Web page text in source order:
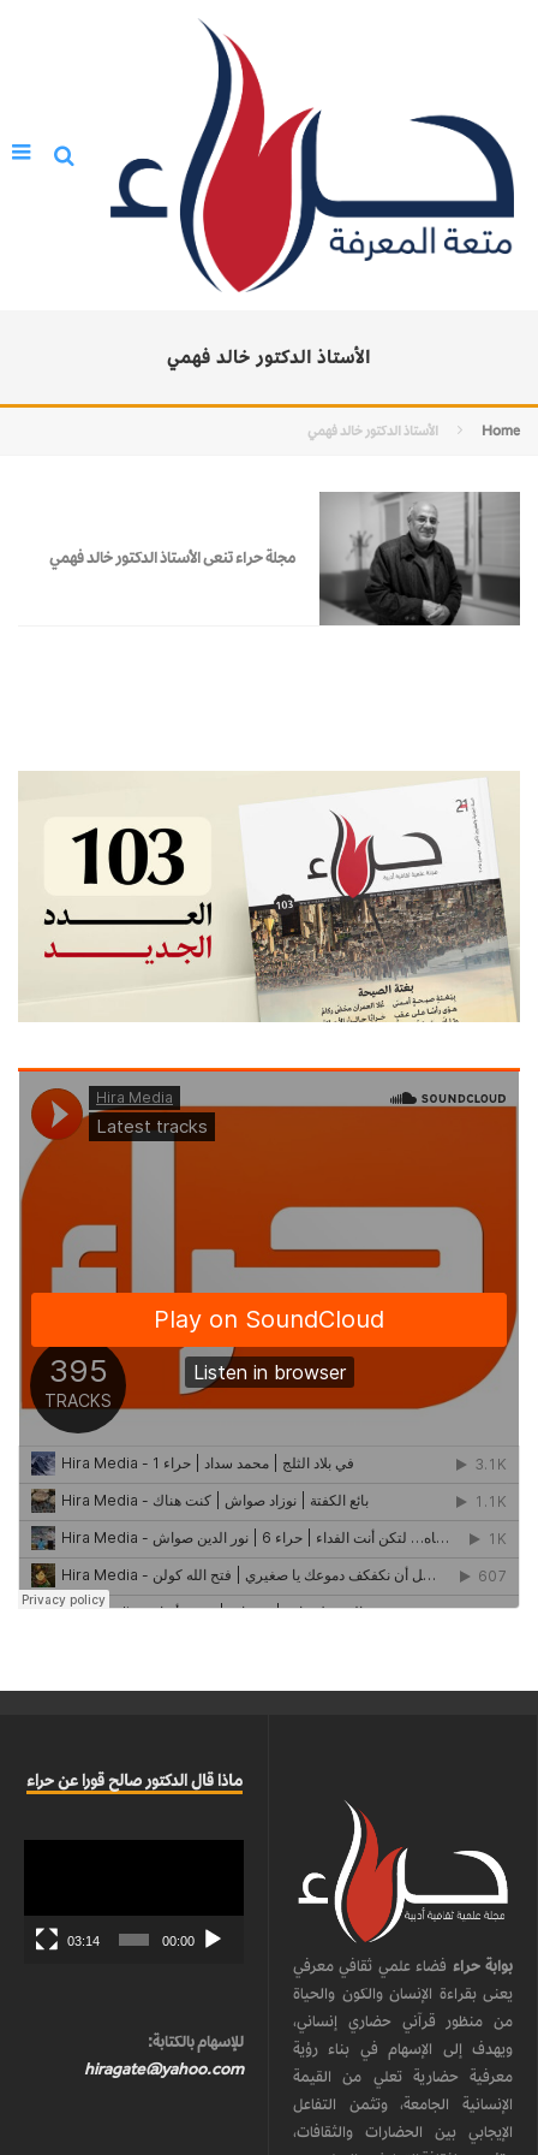
الأستاذ الدكتور خالد فهمي
Home الأستاذ الدكتور خالد فهمي
مجلة حراء تنعى الأستاذ الدكتور خالد فهمي
بوابة حراء فضاء علمي ثقافي معرفي
يعنى بقراءة الإنسان والكون والحياة
من منظور قرآني حضاري إنساني،
ويهدف إلى الإسهام في بناء رؤية
معرفية حضارية تعلي من القيمة
الإنسانية الجامعة، وتثمن التفاعل
الإيجابي بين الحضارات والثقافات،
ماذا قال الدكتور صالح قورا عن حراء
00:00
03:14
للإسهام بالكتابة:
hiragate@yahoo.com